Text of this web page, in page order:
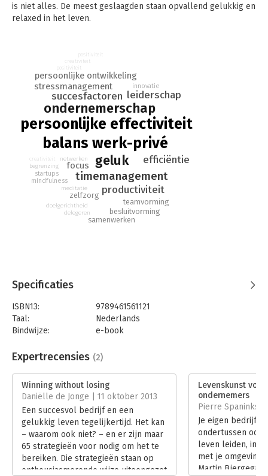
is niet alles. De meest geslaagden staan opvallend gelukkig en
relaxed in het leven.
ons financiële vrijheid, mentale en fysieke gezondheid én
controle over ons bestaan biedt.
'Nice job! Groot denken over onze toekomst in een moderne
wereld. Wacht niet, lees dit boek!' - Seth Godin
balans werk-privé
persoonlijke effectiviteit
geluk
ondernemerschap
timemanagement
succesfactoren
focus
productiviteit
stressmanagement
persoonlijke ontwikkeling
leiderschap
efficiëntie
teamvorming
besluitvorming
zelfzorg
samenwerken
innovatie
netwerken
delegeren
meditatie
doelgerichtheid
mindfulness
startups
begrenzing
creativiteit
positiviteit
creativiteit
positiviteit
Specificaties
ISBN13:
9789461561121
Taal:
Nederlands
Bindwijze:
e-book
Bestandsformaat:
epub
Uitgever:
Bertram + de Leeuw Uitgevers BV
Druk:
1
Verschijningsdatum:
21-2-2013
Hoofdrubriek: Algemeen management
Expertrecensies (2)
Winning without losing
Daniëlle de Jonge | 11 oktober 2013
Een succesvol bedrijf en een
gelukkig leven tegelijkertijd. Het kan
– waarom ook niet? – en er zijn maar
65 strategieën voor nodig om het te
bereiken. Die strategieën staan op
enthousiasmerende wijze uiteengezet
Levenskunst
ondernemers
Pierre Spaninks |
Je eigen bedrijf
ondertussen ook
leven leiden, in
met je omgeving.
Martin